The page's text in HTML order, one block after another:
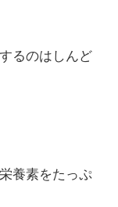
るのはしんど
養素をたっぷ